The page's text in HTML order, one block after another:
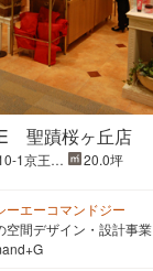
聖蹟桜ヶ丘店
1京王聖
センター
20.0坪
ーエーコマンドジー
空間デザイン・設計事業